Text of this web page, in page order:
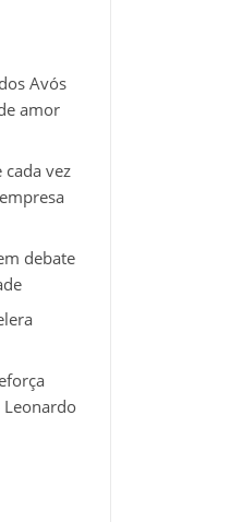
Avós
amor
vez
debate